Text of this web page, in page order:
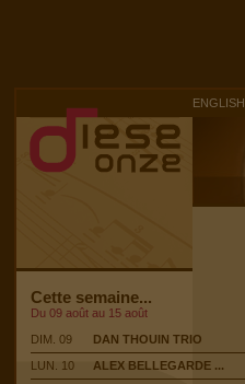
ENGLISH
Cette semaine...
Du 09 août au 15 août
DIM. 09
DAN THOUIN TRIO
LUN. 10
ALEX BELLEGARDE ...